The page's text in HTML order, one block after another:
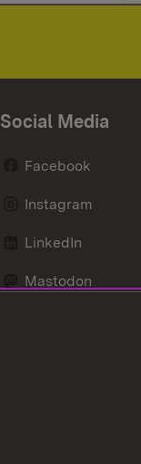
Social Media
Facebook
Instagram
LinkedIn
Mastodon